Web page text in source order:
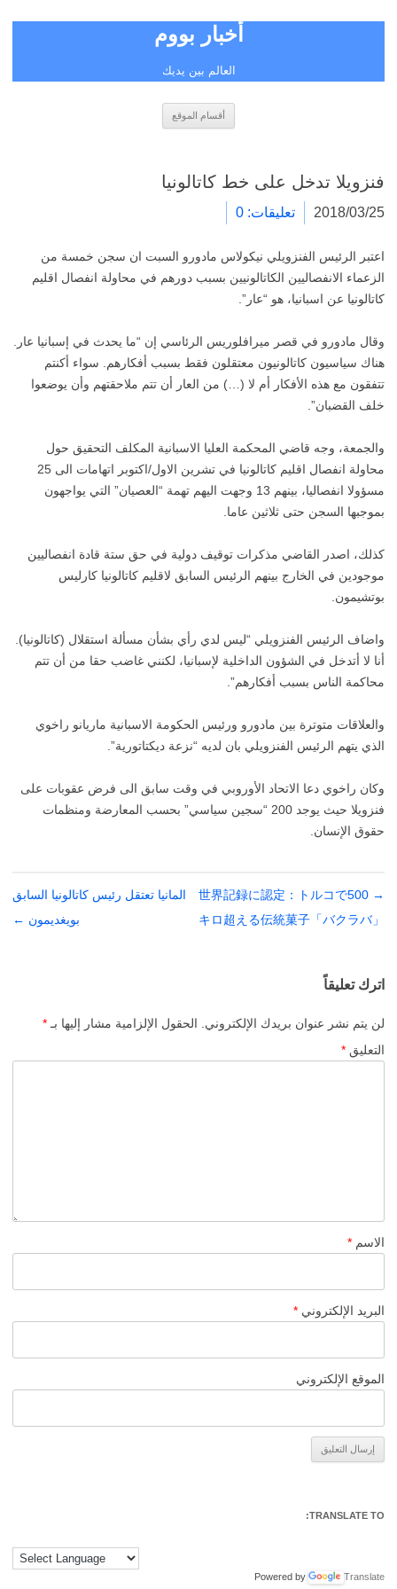
أخبار بووم
العالم بين يديك
أقسام الموقع
فنزويلا تدخل على خط كاتالونيا
2018/03/25 تعليقات: 0
اعتبر الرئيس الفنزويلي نيكولاس مادورو السبت ان سجن خمسة من
الزعماء الانفصاليين الكاتالونيين بسبب دورهم في محاولة انفصال اقليم
كاتالونيا عن اسبانيا، هو “عار”.
وقال مادورو في قصر ميرافلوريس الرئاسي إن “ما يحدث في إسبانيا عار.
هناك سياسيون كاتالونيون معتقلون فقط بسبب أفكارهم. سواء أكنتم
تتفقون مع هذه الأفكار أم لا (…) من العار أن تتم ملاحقتهم وأن يوضعوا
خلف القضبان”.
والجمعة، وجه قاضي المحكمة العليا الاسبانية المكلف التحقيق حول
محاولة انفصال اقليم كاتالونيا في تشرين الاول/اكتوبر اتهامات الى 25
مسؤولا انفصاليا، بينهم 13 وجهت اليهم تهمة “العصيان” التي يواجهون
بموجبها السجن حتى ثلاثين عاما.
كذلك، اصدر القاضي مذكرات توقيف دولية في حق ستة قادة انفصاليين
موجودين في الخارج بينهم الرئيس السابق لاقليم كاتالونيا كارليس
بوتشيمون.
واضاف الرئيس الفنزويلي “ليس لدي رأي بشأن مسألة استقلال (كاتالونيا).
أنا لا أتدخل في الشؤون الداخلية لإسبانيا، لكنني غاضب حقا من أن تتم
محاكمة الناس بسبب أفكارهم”.
والعلاقات متوترة بين مادورو ورئيس الحكومة الاسبانية ماريانو راخوي
الذي يتهم الرئيس الفنزويلي بان لديه “نزعة ديكتاتورية”.
وكان راخوي دعا الاتحاد الأوروبي في وقت سابق الى فرض عقوبات على
فنزويلا حيث يوجد 200 “سجين سياسي” بحسب المعارضة ومنظمات
حقوق الإنسان.
تصفّح
المقالات
→
世界記録に認定：トルコで500
キロ超える伝統菓子「バクラバ」
المانيا تعتقل رئيس كاتالونيا السابق
بويغديمون ←
اترك تعليقاً
لن يتم نشر عنوان بريدك الإلكتروني. الحقول الإلزامية مشار إليها بـ *
التعليق *
الاسم *
البريد الإلكتروني *
الموقع الإلكتروني
TRANSLATE TO:
Powered by Translate